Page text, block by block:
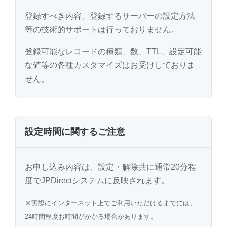
登録すべき内容、登録するサーバーの設定方法
等の技術的サポートは行っておりません。
登録可能なレコードの種類、数、TTL、設定可能
な値等の各種カスタマイズはお受けしておりま
せん。
設定時間に関するご注意
お申し込み内容は、設定・解除共に通常20分程
度でJPDirectシステムに反映されます。
※実際にインターネット上でご利用いただけるまでには、
24時間程度お時間がかかる場合があります。